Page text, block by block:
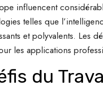
influencent
telles que
et polyvalents. Les
les applications
du